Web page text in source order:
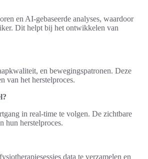
en AI-gebaseerde analyses, waardoor
Dit helpt bij het ontwikkelen van
en bewegingspatronen. Deze
van het herstelproces.
in real-time te volgen. De zichtbare
hun herstelproces.
data te verzamelen en